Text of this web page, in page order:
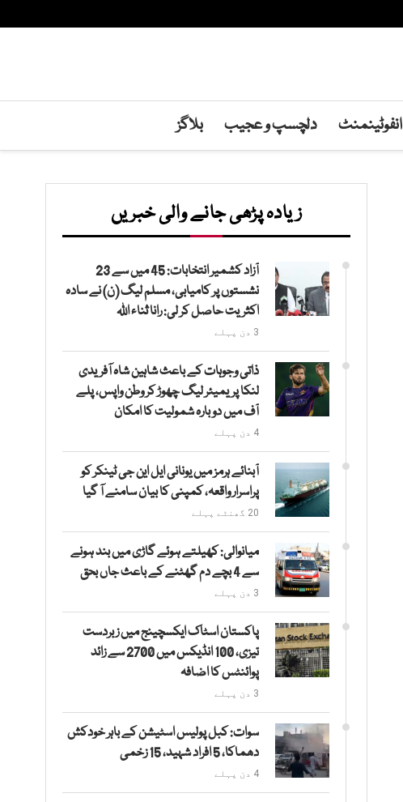
انفوٹینمنٹ دلچسپ و عجیب بلاگز
زیادہ پڑھی جانے والی خبریں
آزاد کشمیر انتخابات: 45 میں سے 23
نشستوں پر کامیابی، مسلم لیگ (ن) نے سادہ
اکثریت حاصل کر لی: رانا ثناء اللہ
3 دن پہلے
ذاتی وجوہات کے باعث شاہین شاہ آفریدی
لنکا پریمیئر لیگ چھوڑ کر وطن واپس، پلے
آف میں دوبارہ شمولیت کا امکان
4 دن پہلے
آبنائے ہرمز میں یونانی ایل این جی ٹینکر کو
پراسرار واقعہ، کمپنی کا بیان سامنے آ گیا
20 گھنٹے پہلے
میانوالی: کھیلتے ہوئے گاڑی میں بند ہونے
سے 4 بچے دم گھٹنے کے باعث جاں بحق
3 دن پہلے
پاکستان اسٹاک ایکسچینج میں زبردست
تیزی، 100 انڈیکس میں 2700 سے زائد
پوائنٹس کا اضافہ
3 دن پہلے
سوات: کبل پولیس اسٹیشن کے باہر خودکش
دھماکا، 5 افراد شہید، 15 زخمی
4 دن پہلے